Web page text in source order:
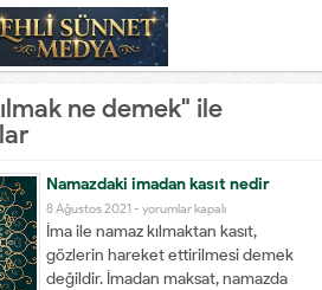
ne demek" ile
Namazdaki imadan kasıt nedir
8 Ağustos 2021 - yorumlar kapalı
İma ile namaz kılmaktan kasıt,
gözlerin hareket ettirilmesi demek
değildir. İmadan maksat, namazda